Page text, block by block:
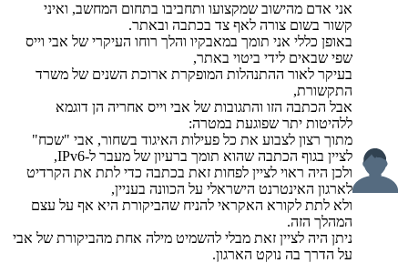
אני אדם מהישוב שמקצועו ותחביבו בתחום המחשב, ואיני
קשור בשום צורה לאף צד בכתבה ובאתר.
באופן כללי אני תומך במאבקיו והלך רוחו העיקרי של אבי וייס
שפי שבאים לידי ביטוי באתר,
בעיקר לאור ההתנהלות המופקרת ארוכת השנים של משרד
התקשורת,
אבל הכתבה הזו והתגובות של אבי וייס אחריה הן דוגמא
ללהיטות יתר שפוגעת במטרה:
מתוך רצון לצבוע את כל פעילות האיגוד בשחור, אבי "שכח"
לציין בגוף הכתבה שהוא תומך ברעיון של מעבר ל-IPv6,
ולכן היה ראוי לציין לפחות זאת בכתבה כדי לתת את הקרדיט
לארגון האינטרנט הישראלי על הכוונה בעניין,
ולא לתת לקורא האקראי להניח שהביקורת היא אף על עצם
המהלך הזה.
ניתן היה לציין זאת מבלי להשמיט מילה אחת מהביקורת של אבי
על הדרך בה נוקט הארגון.